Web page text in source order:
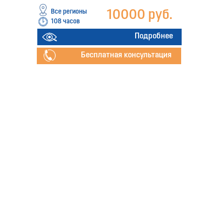
108 часов 10000 руб.
Подробнее
Бесплатная консультация
Все регионы